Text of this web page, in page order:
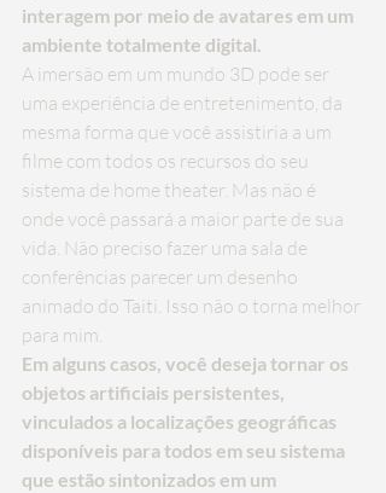
interagem por meio de avatares em um
ambiente totalmente digital.
A imersão em um mundo 3D pode ser
uma experiência de entretenimento, da
mesma forma que você assistiria a um
filme com todos os recursos do seu
sistema de home theater. Mas não é
onde você passará a maior parte de sua
vida. Não preciso fazer uma sala de
conferências parecer um desenho
animado do Taiti. Isso não o torna melhor
para mim.
Em alguns casos, você deseja tornar os
objetos artificiais persistentes,
vinculados a localizações geográficas
disponíveis para todos em seu sistema
que estão sintonizados em um